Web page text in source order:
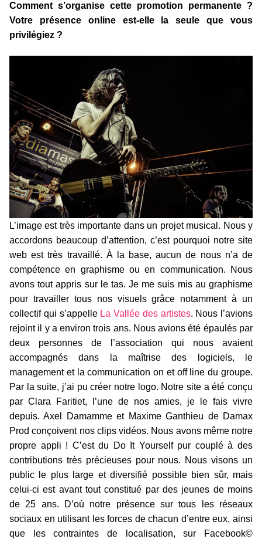
Comment s’organise cette promotion permanente ?
Votre présence online est-elle la seule que vous
privilégiez ?
L’image est très importante dans un projet musical. Nous y
accordons beaucoup d’attention, c’est pourquoi notre site
web est très travaillé. À la base, aucun de nous n’a de
compétence en graphisme ou en communication. Nous
avons tout appris sur le tas. Je me suis mis au graphisme
pour travailler tous nos visuels grâce notamment à un
collectif qui s’appelle La Vallée des artistes. Nous l’avions
rejoint il y a environ trois ans. Nous avions été épaulés par
deux personnes de l’association qui nous avaient
accompagnés dans la maîtrise des logiciels, le
management et la communication on et off line du groupe.
Par la suite, j’ai pu créer notre logo. Notre site a été conçu
par Clara Faritiet, l’une de nos amies, je le fais vivre
depuis. Axel Damamme et Maxime Ganthieu de Damax
Prod conçoivent nos clips vidéos. Nous avons même notre
propre appli ! C’est du Do It Yourself pur couplé à des
contributions très précieuses pour nous. Nous visons un
public le plus large et diversifié possible bien sûr, mais
celui-ci est avant tout constitué par des jeunes de moins
de 25 ans. D’où notre présence sur tous les réseaux
sociaux en utilisant les forces de chacun d’entre eux, ainsi
que les contraintes de localisation, sur Facebook©